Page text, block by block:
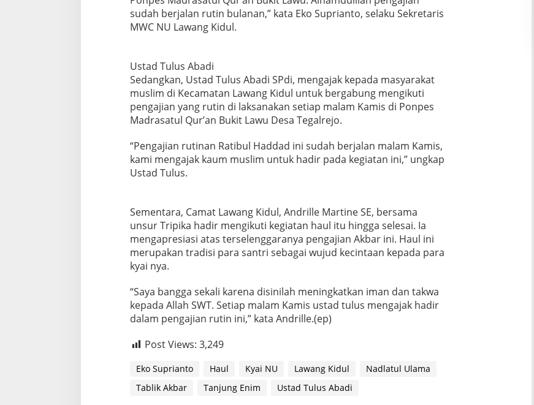
sudah berjalan rutin bulanan,” kata Eko Suprianto, selaku Sekretaris
MWC NU Lawang Kidul.
Ustad Tulus Abadi
Sedangkan, Ustad Tulus Abadi SPdi, mengajak kepada masyarakat
muslim di Kecamatan Lawang Kidul untuk bergabung mengikuti
pengajian yang rutin di laksanakan setiap malam Kamis di Ponpes
Madrasatul Qur’an Bukit Lawu Desa Tegalrejo.
“Pengajian rutinan Ratibul Haddad ini sudah berjalan malam Kamis,
kami mengajak kaum muslim untuk hadir pada kegiatan ini,” ungkap
Ustad Tulus.
Sementara, Camat Lawang Kidul, Andrille Martine SE, bersama
unsur Tripika hadir mengikuti kegiatan haul itu hingga selesai. Ia
mengapresiasi atas terselenggaranya pengajian Akbar ini. Haul ini
merupakan tradisi para santri sebagai wujud kecintaan kepada para
kyai nya.
“Saya bangga sekali karena disinilah meningkatkan iman dan takwa
kepada Allah SWT. Setiap malam Kamis ustad tulus mengajak hadir
dalam pengajian rutin ini,” kata Andrille.(ep)
Post Views: 3,249
Eko Suprianto Haul Kyai NU Lawang Kidul
Nadlatul Ulama
Tablik Akbar
Tanjung Enim Ustad Tulus Abadi